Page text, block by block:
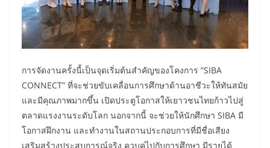
การจัดงานครั้งนี้เป็นจุดเริ่มต้นสำคัญของโคงการ “SIBA
CONNECT” ที่จะช่วยขับเคลื่อนการศึกษาด้านอาชีวะให้ทันสมัย
และมีคุณภาพมากขึ้น เปิดประตูโอกาสให้เยาวชนไทยก้าวไปสู่
ตลาดแรงงานระดับโลก นอกจากนี้ จะช่วยให้นักศึกษา SIBA มี
โอกาสฝึกงาน และทำงานในสถานประกอบการที่มีชื่อเสียง
เสริมสร้างประสบการณ์จริง ควบคู่ไปกับการศึกษา มีรายได้